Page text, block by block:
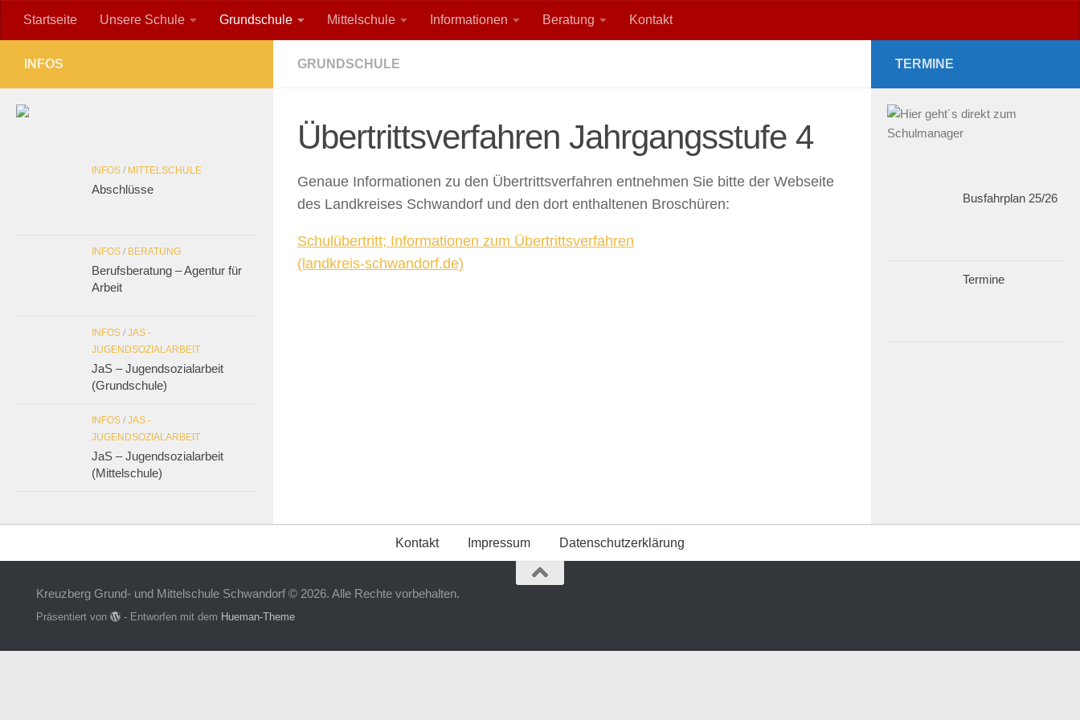
Zum Inhalt springen
Startseite Unsere Schule Grundschule Mittelschule Informationen Beratung Kontakt
GRUNDSCHULE
Übertrittsverfahren Jahrgangsstufe 4
Genaue Informationen zu den Übertrittsverfahren entnehmen Sie bitte der Webseite
des Landkreises Schwandorf und den dort enthaltenen Broschüren:
Schulübertritt; Informationen zum Übertrittsverfahren
(landkreis-schwandorf.de)
INFOS
INFOS / MITTELSCHULE
Abschlüsse
INFOS / BERATUNG
Berufsberatung – Agentur für
Arbeit
INFOS / JAS -
JUGENDSOZIALARBEIT
JaS – Jugendsozialarbeit
(Grundschule)
INFOS / JAS -
JUGENDSOZIALARBEIT
JaS – Jugendsozialarbeit
(Mittelschule)
TERMINE
Busfahrplan 25/26
Termine
Kontakt Impressum Datenschutzerklärung
Kreuzberg Grund- und Mittelschule Schwandorf © 2026. Alle Rechte vorbehalten.
Präsentiert von - Entworfen mit dem Hueman-Theme